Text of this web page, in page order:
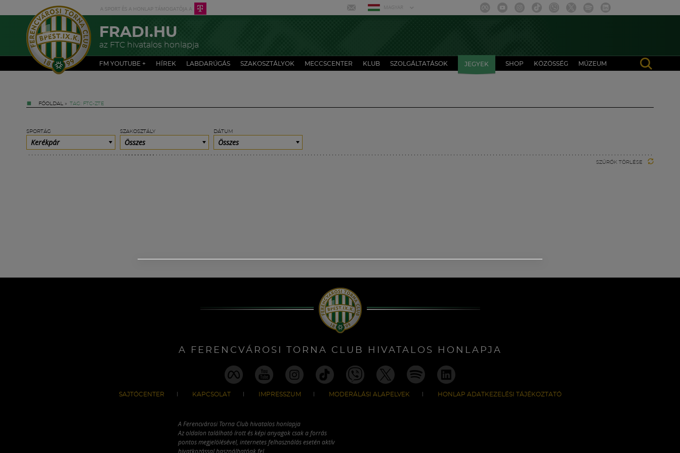
MAGYAR
FRADI.HU
az FTC hivatalos honlapja
FM YOUTUBE + HÍREK LABDARÚGÁS SZAKOSZTÁLYOK MECCSCENTER KLUB SZOLGÁLTATÁSOK JEGYEK SHOP KÖZÖSSÉG MÚZEUM
FŐOLDAL » TAG: FTC-ZTE
SPORTÁG
Kerékpár
SZAKOSZTÁLY
Összes
DÁTUM
Összes
SZŰRŐK TÖRLÉSE
A FERENCVÁROSI TORNA CLUB HIVATALOS HONLAPJA
SAJTÓCENTER KAPCSOLAT IMPRESSZUM MODERÁLÁSI ALAPELVEK HONLAP ADATKEZELÉSI TÁJÉKOZTATÓ
A Ferencvárosi Torna Club hivatalos honlapja
Az oldalon található írott és képi anyagok csak a forrás
pontos megjelölésével, internetes felhasználás esetén aktív
hivatkozással használhatóak fel.